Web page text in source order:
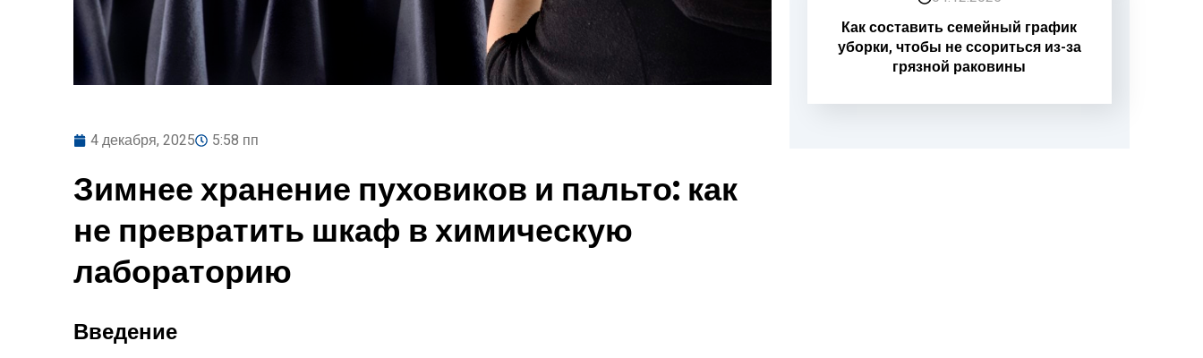
4 декабря, 2025 5:58 пп
Зимнее хранение пуховиков и пальто: как
не превратить шкаф в химическую
лабораторию
Введение
Как составить семейный график
уборки, чтобы не ссориться из-за
грязной раковины